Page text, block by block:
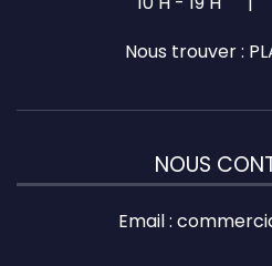
Nous trouver :
NOUS
Email :